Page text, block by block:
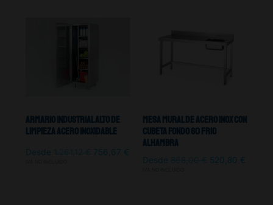
Armario Industrial Alto De
Limpieza Acero Inoxidable
Desde 756,67 €
Mesa Mural De Acero Inox Con
Cubeta Fondo 60 Frio
Alhambra
Desde 520,80 €